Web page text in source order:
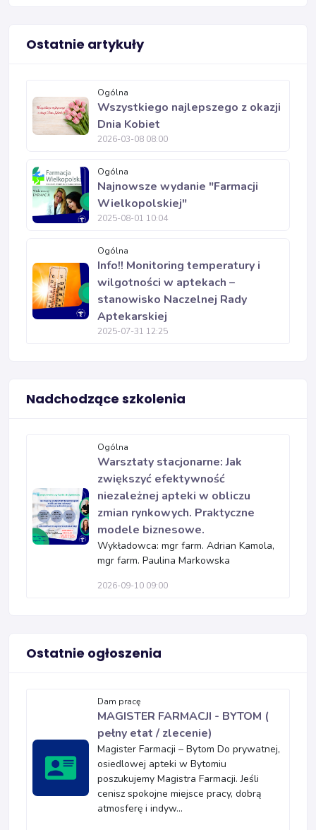
Ostatnie artykuły
Ogólna
Wszystkiego najlepszego z okazji
Dnia Kobiet
2026-03-08 08:00
Ogólna
Najnowsze wydanie "Farmacji
Wielkopolskiej"
2025-08-01 10:04
Ogólna
Info!! Monitoring temperatury i
wilgotności w aptekach –
stanowisko Naczelnej Rady
Aptekarskiej
2025-07-31 12:25
Nadchodzące szkolenia
Ogólna
Warsztaty stacjonarne: Jak
zwiększyć efektywność
niezależnej apteki w obliczu
zmian rynkowych. Praktyczne
modele biznesowe.
Wykładowca: mgr farm. Adrian Kamola,
mgr farm. Paulina Markowska
2026-09-10 09:00
Ostatnie ogłoszenia
Dam pracę
MAGISTER FARMACJI - BYTOM (
pełny etat / zlecenie)
Magister Farmacji – Bytom Do prywatnej,
osiedlowej apteki w Bytomiu
poszukujemy Magistra Farmacji. Jeśli
cenisz spokojne miejsce pracy, dobrą
atmosferę i indyw...